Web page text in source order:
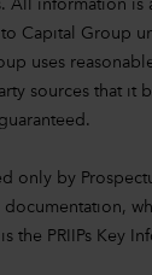
All information is
Capital Group
uses
sources that it
only by
the PRIIPs Key